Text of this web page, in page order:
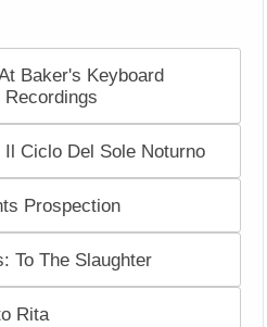
Baker's Keyboard
Recordings
Ciclo Del Sole Noturno
Prospection
To The Slaughter
Rita